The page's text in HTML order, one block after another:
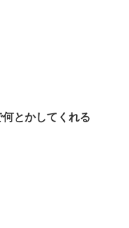
とかしてくれる